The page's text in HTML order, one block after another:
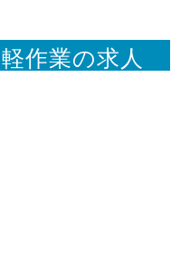
作業の求人